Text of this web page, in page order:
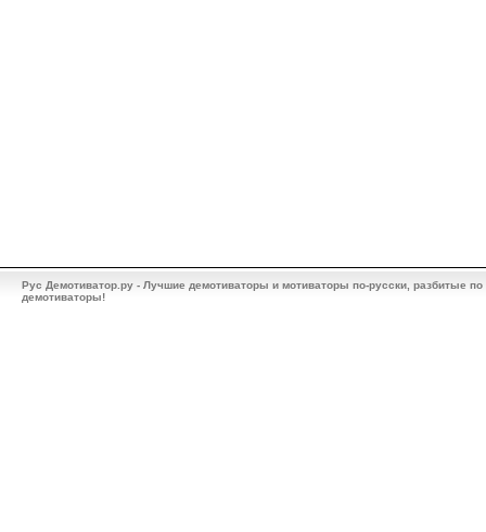
Рус Демотиватор.ру - Лучшие демотиваторы и мотиваторы по-русски, разбитые
демотиваторы!